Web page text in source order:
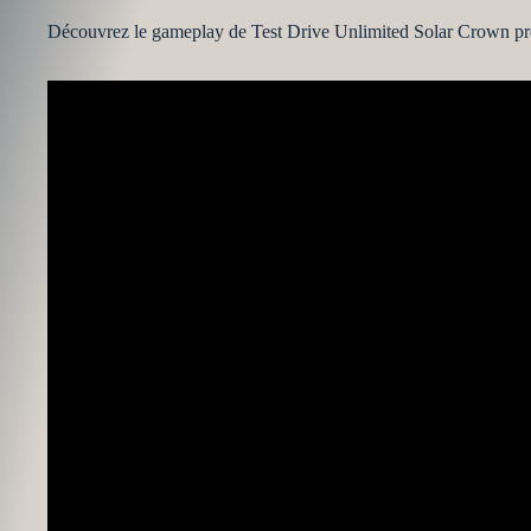
Découvrez le gameplay de Test Drive Unlimited Solar Crown